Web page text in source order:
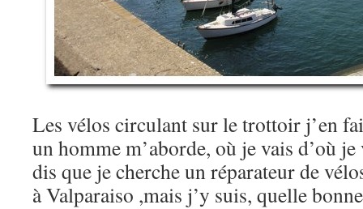
Les vélos circulant sur le trottoir j’en
un homme m’aborde, où je vais d’où
dis que je cherche un réparateur de
à Valparaiso ,mais j’y suis, quelle